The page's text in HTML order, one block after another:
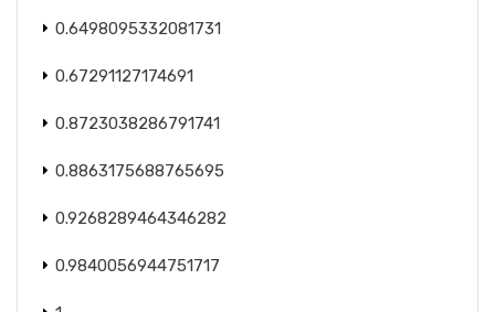
0.6498095332081731
0.67291127174691
0.8723038286791741
0.8863175688765695
0.9268289464346282
0.9840056944751717